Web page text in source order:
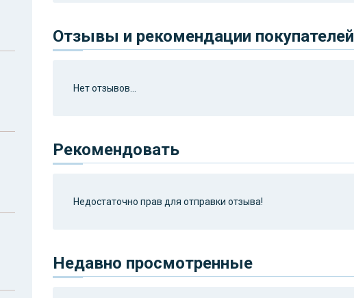
Отзывы и рекомендации покупателей
Нет отзывов...
Рекомендовать
Недостаточно прав для отправки отзыва!
Недавно просмотренные